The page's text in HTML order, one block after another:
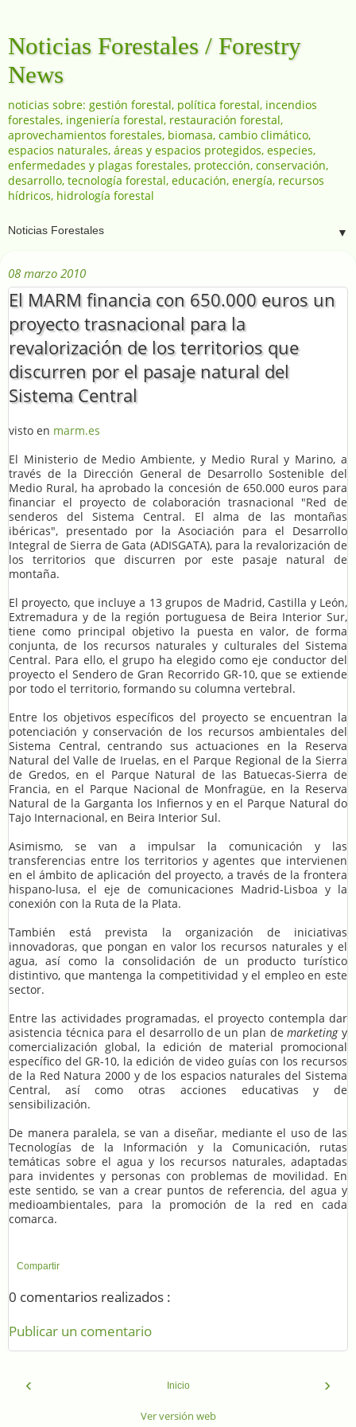
Noticias Forestales / Forestry
News
noticias sobre: gestión forestal, política forestal, incendios
forestales, ingeniería forestal, restauración forestal,
aprovechamientos forestales, biomasa, cambio climático,
espacios naturales, áreas y espacios protegidos, especies,
enfermedades y plagas forestales, protección, conservación,
desarrollo, tecnología forestal, educación, energía, recursos
hídricos, hidrología forestal
▼
08 marzo 2010
El MARM financia con 650.000 euros un
proyecto trasnacional para la
revalorización de los territorios que
discurren por el pasaje natural del
Sistema Central
visto en marm.es
El Ministerio de Medio Ambiente, y Medio Rural y Marino, a
través de la Dirección General de Desarrollo Sostenible del
Medio Rural, ha aprobado la concesión de 650.000 euros para
financiar el proyecto de colaboración trasnacional "Red de
senderos del Sistema Central. El alma de las montañas
ibéricas", presentado por la Asociación para el Desarrollo
Integral de Sierra de Gata (ADISGATA), para la revalorización de
los territorios que discurren por este pasaje natural de
montaña.
El proyecto, que incluye a 13 grupos de Madrid, Castilla y León,
Extremadura y de la región portuguesa de Beira Interior Sur,
tiene como principal objetivo la puesta en valor, de forma
conjunta, de los recursos naturales y culturales del Sistema
Central. Para ello, el grupo ha elegido como eje conductor del
proyecto el Sendero de Gran Recorrido GR-10, que se extiende
por todo el territorio, formando su columna vertebral.
Entre los objetivos específicos del proyecto se encuentran la
potenciación y conservación de los recursos ambientales del
Sistema Central, centrando sus actuaciones en la Reserva
Natural del Valle de Iruelas, en el Parque Regional de la Sierra
de Gredos, en el Parque Natural de las Batuecas-Sierra de
Francia, en el Parque Nacional de Monfragüe, en la Reserva
Natural de la Garganta los Infiernos y en el Parque Natural do
Tajo Internacional, en Beira Interior Sul.
Asimismo, se van a impulsar la comunicación y las
transferencias entre los territorios y agentes que intervienen
en el ámbito de aplicación del proyecto, a través de la frontera
hispano-lusa, el eje de comunicaciones Madrid-Lisboa y la
conexión con la Ruta de la Plata.
También está prevista la organización de iniciativas
innovadoras, que pongan en valor los recursos naturales y el
agua, así como la consolidación de un producto turístico
distintivo, que mantenga la competitividad y el empleo en este
sector.
Entre las actividades programadas, el proyecto contempla dar
asistencia técnica para el desarrollo de un plan demarketingy
comercialización global, la edición de material promocional
específico del GR-10, la edición de video guías con los recursos
de la Red Natura 2000 y de los espacios naturales del Sistema
Central, así como otras acciones educativas y de
sensibilización.
De manera paralela, se van a diseñar, mediante el uso de las
Tecnologías de la Información y la Comunicación, rutas
temáticas sobre el agua y los recursos naturales, adaptadas
para invidentes y personas con problemas de movilidad. En
este sentido, se van a crear puntos de referencia, del agua y
medioambientales, para la promoción de la red en cada
comarca.
Compartir
0 comentarios realizados :
Publicar un comentario
‹ ›
Inicio
Ver versión web